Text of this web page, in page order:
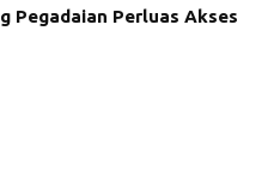
Pegadaian Perluas Akses